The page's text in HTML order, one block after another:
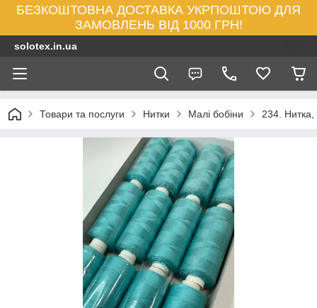
БЕЗКОШТОВНА ДОСТАВКА УКРПОШТОЮ ДЛЯ
ЗАМОВЛЕНЬ ВІД 1000 ГРН!
solotex.in.ua
Товари та послуги Нитки Малі бобіни 234.